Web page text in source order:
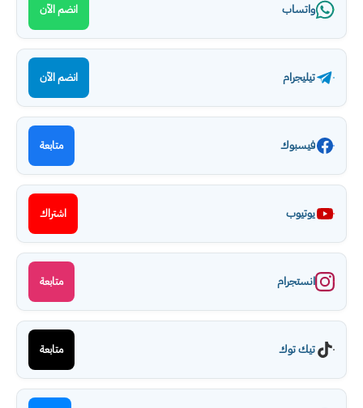
واتساب انضم الآن
تيليجرام انضم الآن
فيسبوك متابعة
يوتيوب اشتراك
انستجرام متابعة
تيك توك متابعة